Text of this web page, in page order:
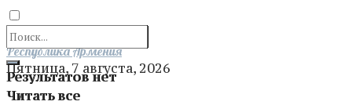
Результатов нет
Читать все
Отправить
Республика Армения
Пятница, 7 августа, 2026